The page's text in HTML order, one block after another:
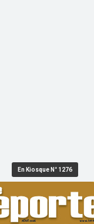
En Kiosque N° 1276